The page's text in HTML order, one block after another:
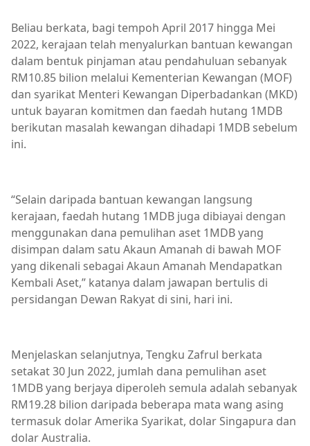
Beliau berkata, bagi tempoh April 2017 hingga Mei
2022, kerajaan telah menyalurkan bantuan kewangan
dalam bentuk pinjaman atau pendahuluan sebanyak
RM10.85 bilion melalui Kementerian Kewangan (MOF)
dan syarikat Menteri Kewangan Diperbadankan (MKD)
untuk bayaran komitmen dan faedah hutang 1MDB
berikutan masalah kewangan dihadapi 1MDB sebelum
ini.
“Selain daripada bantuan kewangan langsung
kerajaan, faedah hutang 1MDB juga dibiayai dengan
menggunakan dana pemulihan aset 1MDB yang
disimpan dalam satu Akaun Amanah di bawah MOF
yang dikenali sebagai Akaun Amanah Mendapatkan
Kembali Aset,” katanya dalam jawapan bertulis di
persidangan Dewan Rakyat di sini, hari ini.
Menjelaskan selanjutnya, Tengku Zafrul berkata
setakat 30 Jun 2022, jumlah dana pemulihan aset
1MDB yang berjaya diperoleh semula adalah sebanyak
RM19.28 bilion daripada beberapa mata wang asing
termasuk dolar Amerika Syarikat, dolar Singapura dan
dolar Australia.